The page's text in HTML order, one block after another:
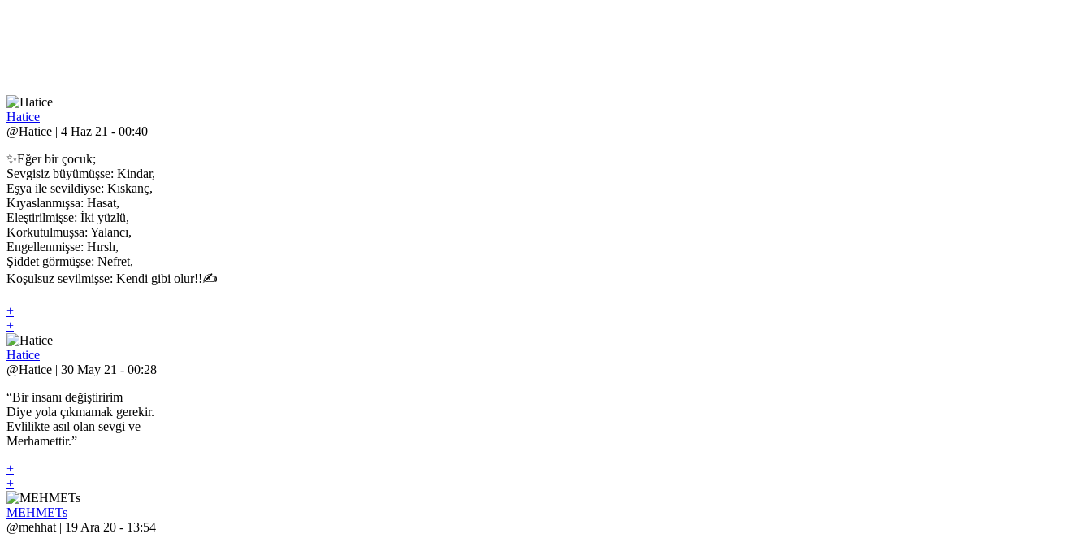
Hatice
@Hatice | 4 Haz 21 - 00:40
✨Eğer bir çocuk;
Sevgisiz büyümüşse: Kindar,
Eşya ile sevildiyse: Kıskanç,
Kıyaslanmışsa: Hasat,
Eleştirilmişse: İki yüzlü,
Korkutulmuşsa: Yalancı,
Engellenmişse: Hırslı,
Şiddet görmüşse: Nefret,
Koşulsuz sevilmişse: Kendi gibi olur!!✍️
+
+
Hatice
@Hatice | 30 May 21 - 00:28
“Bir insanı değiştiririm
Diye yola çıkmamak gerekir.
Evlilikte asıl olan sevgi ve
Merhamettir.”
+
+
MEHMETs
@mehhat | 19 Ara 20 - 13:54